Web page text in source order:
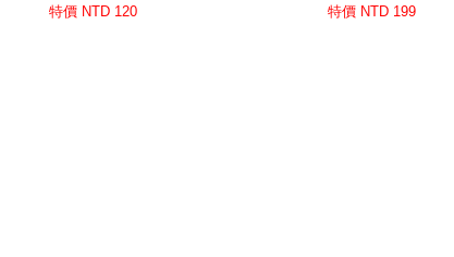
特價 NTD 120
特價 NTD 199